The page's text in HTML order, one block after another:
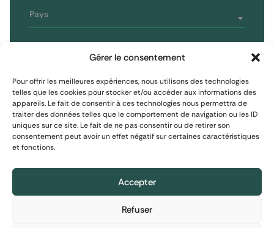
Gérer le consentement
Pour offrir les meilleures expériences, nous utilisons des technologies
telles que les cookies pour stocker et/ou accéder aux informations des
appareils. Le fait de consentir à ces technologies nous permettra de
traiter des données telles que le comportement de navigation ou les ID
uniques sur ce site. Le fait de ne pas consentir ou de retirer son
consentement peut avoir un effet négatif sur certaines caractéristiques
et fonctions.
Accepter
Refuser
Pays
Investisseur assimilé professionnel
Investisseur professionnel
Informations financières : Le contenu de ce site
Informations financières : Le contenu de ce site
Informations financières : Le contenu de ce site
T : 01 53 96 52 50
S'inscrire à la newsletter
S'inscrire
Mentions Légales
Politique de cookies
Réalisation :Madaré